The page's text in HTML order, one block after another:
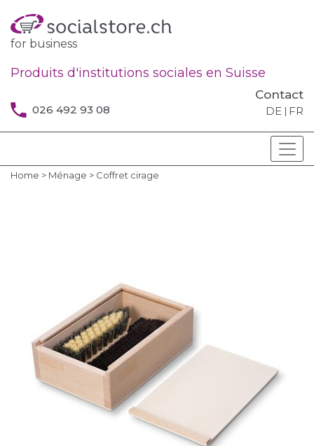
026 492 93 08
Contact
DE FR
for business
Produits d'institutions sociales en Suisse
Home > Ménage > Coffret cirage